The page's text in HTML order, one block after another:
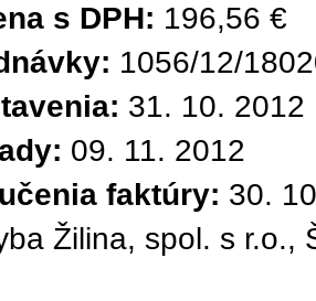
s DPH: 196,56 €
1056/12/
31. 10. 2012
09. 11. 2012
faktúry: 30.
Žilina, spol. s r.o.,